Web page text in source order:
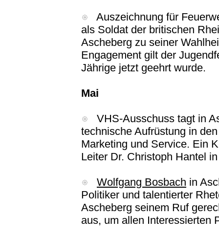
Auszeichnung für
als Soldat der britischen
Ascheberg zu seiner
Engagement gilt der
Jährige jetzt geehrt wurde.
Mai
VHS-Ausschuss tagt in
technische Aufrüstung in
Marketing und Service. Ein
Leiter Dr. Christoph Hantel
Wolfgang Bosbach in
Politiker und talentierter
Ascheberg seinem Ruf
aus, um allen Interessierten